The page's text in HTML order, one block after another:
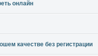
онлайн
качестве без регистрации